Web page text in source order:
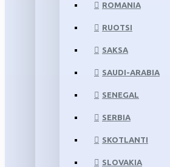
ROMANIA
RUOTSI
SAKSA
SAUDI-ARABIA
SENEGAL
SERBIA
SKOTLANTI
SLOVAKIA